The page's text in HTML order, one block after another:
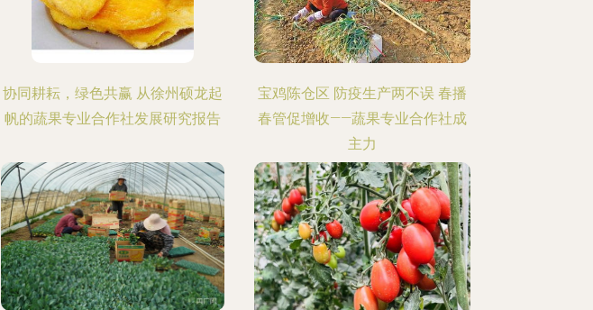
协同耕耘，绿色共赢 从徐州硕龙起
帆的蔬果专业合作社发展研究报告
宝鸡陈仓区 防疫生产两不误 春播
春管促增收——蔬果专业合作社成
主力